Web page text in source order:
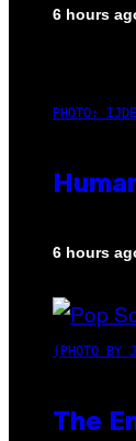
6 hours
PHOTO:
6 hours
(PHOTO BY
The